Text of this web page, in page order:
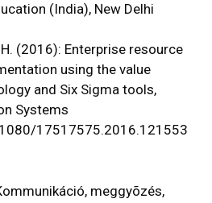
(India), New Delhi
H. (2016): Enterprise resource
using the value
and Six Sigma tools,
Systems
17517575.2016.121553
meggyõzés,